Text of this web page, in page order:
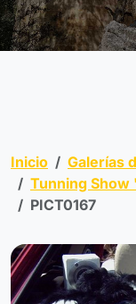
Inicio
Galerías
Tunning Show
PICT0167